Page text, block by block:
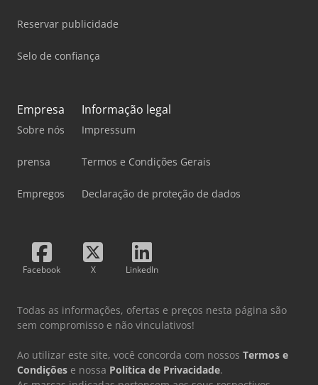
Reservar publicidade
Selo de confiança
Empresa
Sobre nós
prensa
Empregos
Informação legal
Impressum
Termos e Condições Gerais
Declaração de proteção de dados
Facebook X LinkedIn
Todas as informações, ofertas e preços nesta página são
sem compromisso e não vinculativos!
Ao utilizar este site, você concorda com nossos Termos e
Condições e nossa Política de Privacidade.